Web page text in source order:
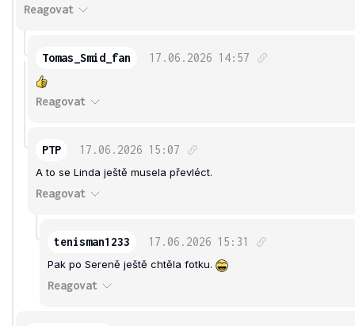
Reagovat
Tomas_Smid_fan 17.06.2026 14:57
Reagovat
PTP 17.06.2026 15:07
A to se Linda ještě musela převléct.
Reagovat
tenisman1233 17.06.2026 15:31
Pak po Sereně ještě chtěla fotku.
Reagovat